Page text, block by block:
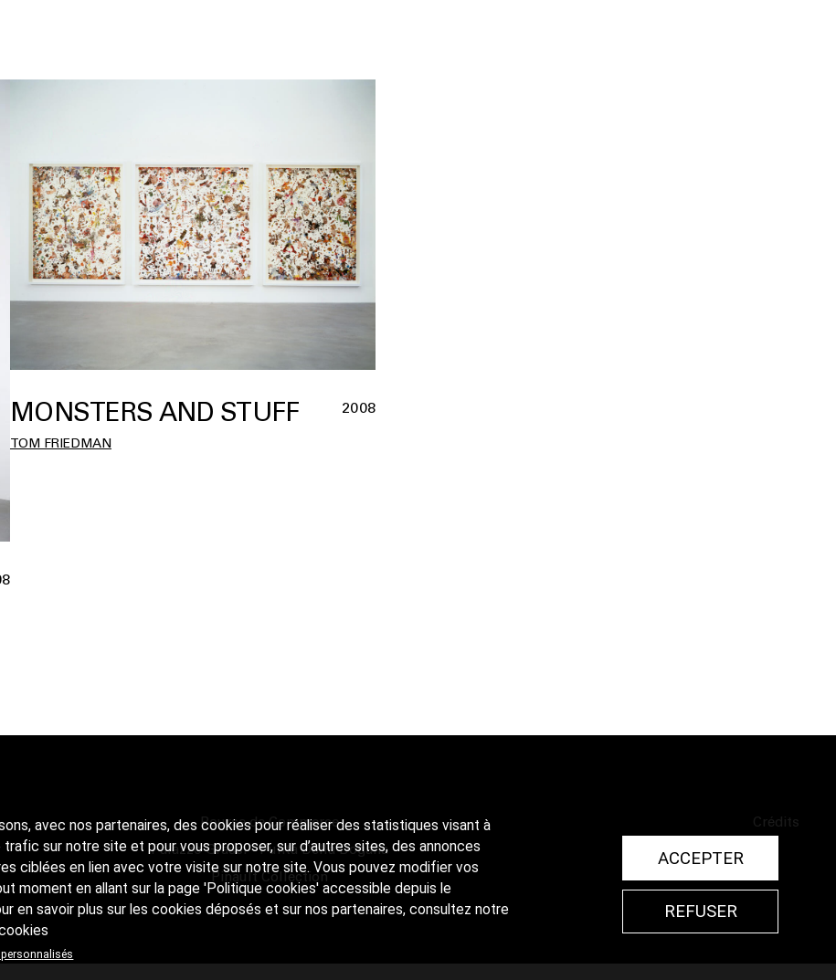
MONSTERS AND STUFF 2008
TOM FRIEDMAN
Bourse de Commerce
Palazzo Grassi - Punta Della Dogana
Pinault Collection
Crédits
avec nos partenaires, des cookies pour réaliser des statistiques visant à
trafic sur notre site et pour vous proposer, sur d’autres sites, des annonces
ciblées en lien avec votre visite sur notre site. Vous pouvez modifier vos
moment en allant sur la page 'Politique cookies' accessible depuis le
en savoir plus sur les cookies déposés et sur nos partenaires, consultez notre
ACCEPTER
REFUSER